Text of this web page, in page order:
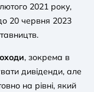
2021 року,
20 червня 2023
, зокрема в
дивіденди, але
на рівні, який